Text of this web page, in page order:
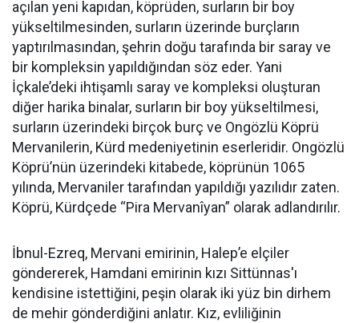
açılan yeni kapıdan, köprüden, surların bir boy
yükseltilmesinden, surların üzerinde burçların
yaptırılmasından, şehrin doğu tarafında bir saray ve
bir kompleksin yapıldığından söz eder. Yani
İçkale’deki ihtişamlı saray ve kompleksi oluşturan
diğer harika binalar, surların bir boy yükseltilmesi,
surların üzerindeki birçok burç ve Ongözlü Köprü
Mervanilerin, Kürd medeniyetinin eserleridir. Ongözlü
Köprü’nün üzerindeki kitabede, köprünün 1065
yılında, Mervaniler tarafından yapıldığı yazılıdır zaten.
Köprü, Kürdçede “Pira Mervanîyan” olarak adlandırılır.
İbnul-Ezreq, Mervani emirinin, Halep’e elçiler
göndererek, Hamdani emirinin kızı Sittünnas'ı
kendisine istettiğini, peşin olarak iki yüz bin dirhem
de mehir gönderdiğini anlatır. Kız, evliliğinin